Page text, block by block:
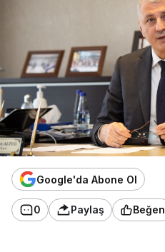
Google'da Abone Ol
0 Paylaş Beğen